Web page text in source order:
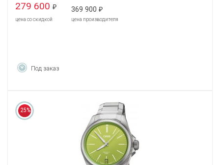
279 600 ₽
цена со скидкой
369 900 ₽
цена производителя
Под заказ
25%